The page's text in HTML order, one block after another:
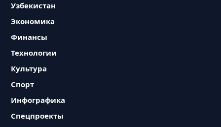
Узбекистан
Экономика
Финансы
Технологии
Культура
Спорт
Инфографика
Спецпроекты